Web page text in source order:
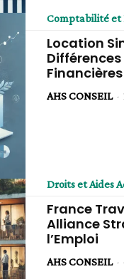
Comptabilité et
Location
Financières
AHS CONSEIL -
Droits et Aides
France
Alliance
l’Emploi
AHS CONSEIL -